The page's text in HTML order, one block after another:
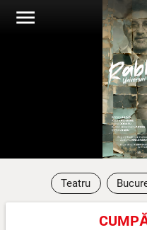
menu
Teatru